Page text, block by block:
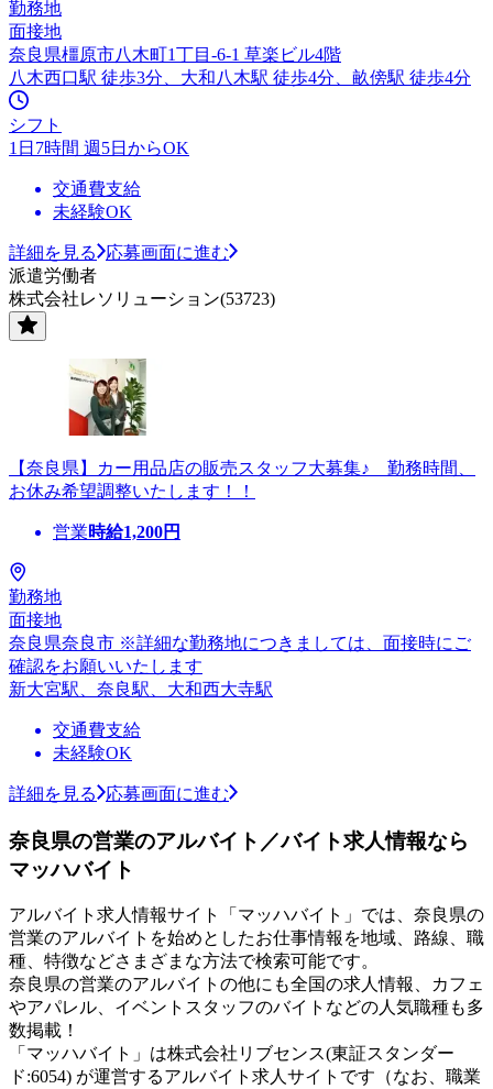
勤務地
面接地
奈良県橿原市八木町1丁目-6-1 草楽ビル4階
八木西口駅 徒歩3分、大和八木駅 徒歩4分、畝傍駅 徒歩4分
シフト
1日7時間 週5日からOK
交通費支給
未経験OK
詳細を見る
応募画面に進む
派遣労働者
株式会社レソリューション(53723)
【奈良県】カー用品店の販売スタッフ大募集♪ 勤務時間、
お休み希望調整いたします！！
営業時給1,200円
勤務地
面接地
奈良県奈良市 ※詳細な勤務地につきましては、面接時にご
確認をお願いいたします
新大宮駅、奈良駅、大和西大寺駅
交通費支給
未経験OK
詳細を見る 応募画面に進む
奈良県の営業のアルバイト／バイト求人情報なら
マッハバイト
アルバイト求人情報サイト「マッハバイト」では、奈良県の
営業のアルバイトを始めとしたお仕事情報を地域、路線、職
種、特徴などさまざまな方法で検索可能です。
奈良県の営業のアルバイトの他にも全国の求人情報、カフェ
やアパレル、イベントスタッフのバイトなどの人気職種も多
数掲載！
「マッハバイト」は株式会社リブセンス(東証スタンダー
ド:6054) が運営するアルバイト求人サイトです（なお、職業